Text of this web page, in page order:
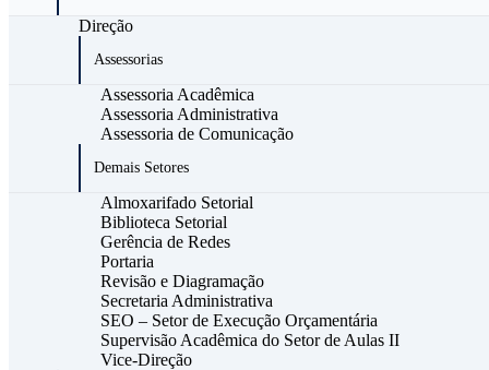
Direção
Assessorias
Assessoria Acadêmica
Assessoria Administrativa
Assessoria de Comunicação
Demais Setores
Almoxarifado Setorial
Biblioteca Setorial
Gerência de Redes
Portaria
Revisão e Diagramação
Secretaria Administrativa
SEO – Setor de Execução Orçamentária
Supervisão Acadêmica do Setor de Aulas II
Vice-Direção